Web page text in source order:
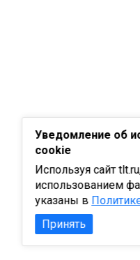
Уведомление об
cookie
Используя сайт
использованием
указаны в
Принять